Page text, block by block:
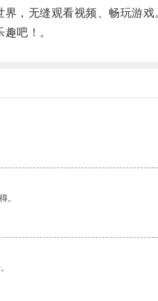
，无缝观看视频、畅玩游戏
吧！。
。